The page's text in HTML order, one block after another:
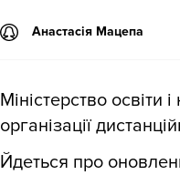
Анастасія Мацепа
Міністерство освіти
організації
Йдеться про